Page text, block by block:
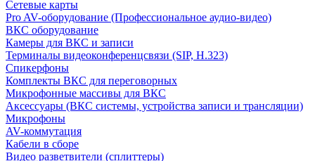
Сетевые карты
Pro AV-оборудование (Профессиональное аудио-видео)
ВКС оборудование
Камеры для ВКС и записи
Терминалы видеоконференцсвязи (SIP, H.323)
Спикерфоны
Комплекты ВКС для переговорных
Микрофонные массивы для ВКС
Аксессуары (ВКС системы, устройства записи и трансляции)
Микрофоны
AV-коммутация
Кабели в сборе
Видео разветвители (сплиттеры)